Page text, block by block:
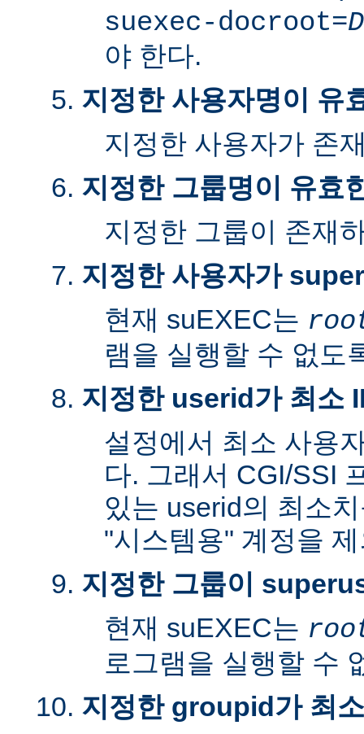
suexec-docroot=
야 한다.
지정한 사용자명이 유
지정한 사용자가 존
지정한 그룹명이 유효
지정한 그룹이 존재
지정한 사용자가
현재 suEXEC는
램을 실행할 수 없도
지정한 userid가 최소
설정에서 최소 사용
다. 그래서 CGI/SSI
있는 userid의 최소
"시스템용" 계정을
지정한 그룹이
현재 suEXEC는
로그램을 실행할 수
지정한 groupid가 최